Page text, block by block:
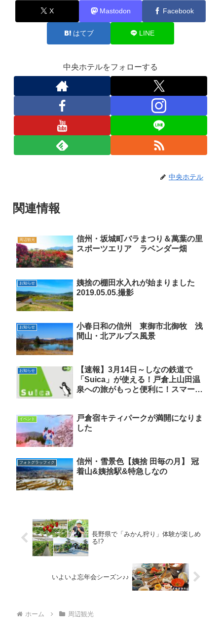
X Mastodon Facebook
はてブ LINE
中央ホテルをフォローする
中央ホテル
関連情報
周辺観光
信州・坂城町バラまつり＆萬葉の里
スポーツエリア ラベンダー畑
お知らせ
姨捨の棚田水入れが始まりました
2019.05.05.撮影
お知らせ
小春日和の信州 東御市北御牧 浅
間山・北アルプス風景
お知らせ
【速報】3月14日～しなの鉄道で
「Suica」が使える！戸倉上山田温
泉への旅がもっと便利に！スマート
イベント
戸倉宿キティパークが満開になりま
した
フォトグラッフィク
信州・雪景色【姨捨 田毎の月】 冠
着山&姨捨駅&特急しなの
長野県で「みかん狩り」体験が楽しめ
る!?
いよいよ忘年会シーズン♪♪
ホーム 周辺観光